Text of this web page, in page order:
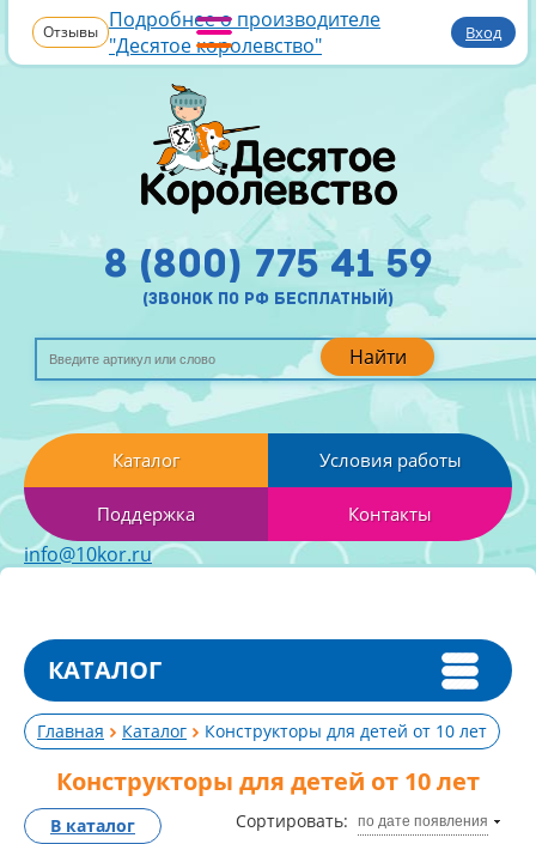
Отзывы Подробнее о производителе
"Десятое королевство"
Вход
Найти
8 (800) 775 41 59
(звонок по рф бесплатный)
Каталог Условия работы
Поддержка Контакты
info@10kor.ru
КАТАЛОГ
Главная Каталог Конструкторы для детей от 10 лет
Конструкторы для детей от 10 лет
Сортировать: по дате появления
В каталог